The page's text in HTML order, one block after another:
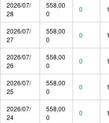
2026/07/
28
558,00
0
0
2026/07/
27
558,00
0
0
2026/07/
26
558,00
0
0
2026/07/
25
558,00
0
0
2026/07/
24
558,00
0
0